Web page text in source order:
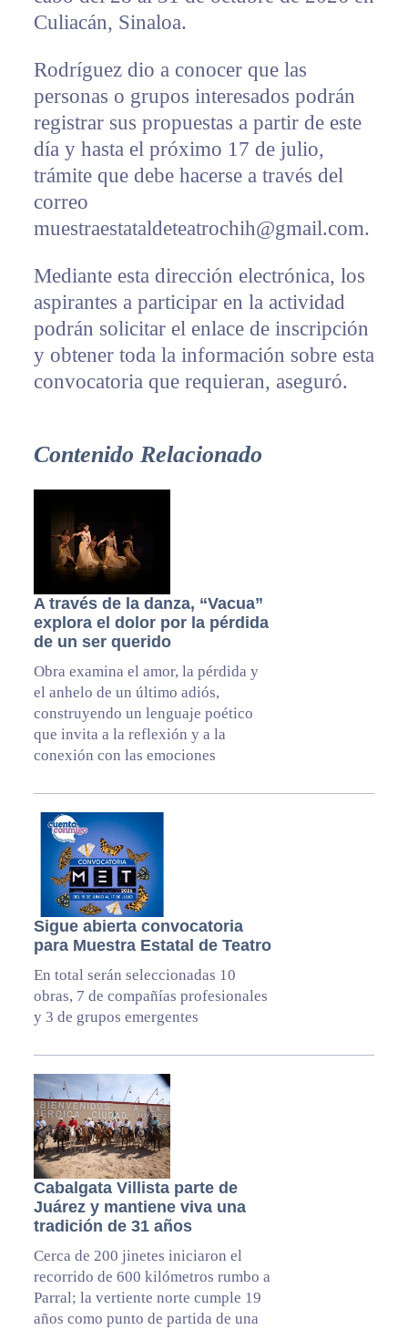
Culiacán, Sinaloa.
Rodríguez dio a conocer que las
personas o grupos interesados podrán
registrar sus propuestas a partir de este
día y hasta el próximo 17 de julio,
trámite que debe hacerse a través del
correo
muestraestataldeteatrochih@gmail.com.
Mediante esta dirección electrónica, los
aspirantes a participar en la actividad
podrán solicitar el enlace de inscripción
y obtener toda la información sobre esta
convocatoria que requieran, aseguró.
Contenido Relacionado
A través de la danza, “Vacua”
explora el dolor por la pérdida
de un ser querido
Obra examina el amor, la pérdida y
el anhelo de un último adiós,
construyendo un lenguaje poético
que invita a la reflexión y a la
conexión con las emociones
Sigue abierta convocatoria
para Muestra Estatal de Teatro
En total serán seleccionadas 10
obras, 7 de compañías profesionales
y 3 de grupos emergentes
Cabalgata Villista parte de
Juárez y mantiene viva una
tradición de 31 años
Cerca de 200 jinetes iniciaron el
recorrido de 600 kilómetros rumbo a
Parral; la vertiente norte cumple 19
años como punto de partida de una